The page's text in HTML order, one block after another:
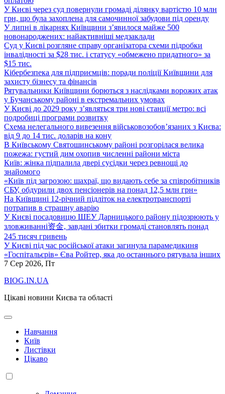
У Києві через суд повернули громаді ділянку вартістю 10 млн
грн, що була захоплена для самочинної забудови під оренду
У липні в лікарнях Київщини з’явилося майже 500
новонароджених: найактивніші медзаклади
Суд у Києві розгляне справу організатора схеми підробки
інвалідності за $28 тис. і статусу «обмежено придатного» за
$15 тис.
Кібербезпека для підприємців: поради поліції Київщини для
захисту бізнесу та фінансів
Рятувальники Київщини борються з наслідками ворожих атак
у Бучанському районі в екстремальних умовах
У Києві до 2029 року з’являться три нові станції метро: всі
подробиці програми розвитку
Схема нелегального вивезення військовозобов’язаних з Києва:
від 9 до 14 тис. доларів на кону
В Київському Святошинському районі розгорілася велика
пожежа: густий дим охопив численні райони міста
Київ: жінка підпалила двері сусідки через ревнощі до
знайомого
«Київ під загрозою: шахраї, що видають себе за співробітників
СБУ, обдурили двох пенсіонерів на понад 12,5 млн грн»
На Київщині 12-річний підліток на електротранспорті
потрапив в страшну аварію
У Києві посадовицю ШЕУ Дарницького району підозрюють у
зловживанні资金, завдані збитки громаді становлять понад
245 тисяч гривень
У Києві під час російської атаки загинула парамедикиня
«Госпітальєрів» Єва Ройтер, яка до останнього рятувала інших
7 Сер 2026, Пт
BIOG.IN.UA
Цікаві новини Києва та області
Навчання
Київ
Листівки
Цікаво